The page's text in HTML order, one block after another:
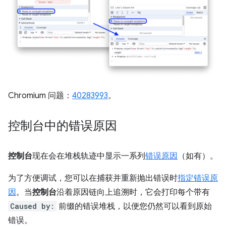
Chromium 问题： 40283993。
控制台中的错误原因
控制台现在会在堆栈轨迹中显示一系列错误原因 （如有）。
为了方便调试，您可以在捕获并重新抛出错误时指定错误原
因。当控制台沿着原因链向上追溯时，它会打印每个带有
Caused by: 前缀的错误堆栈，以便您仍然可以看到原始
错误。